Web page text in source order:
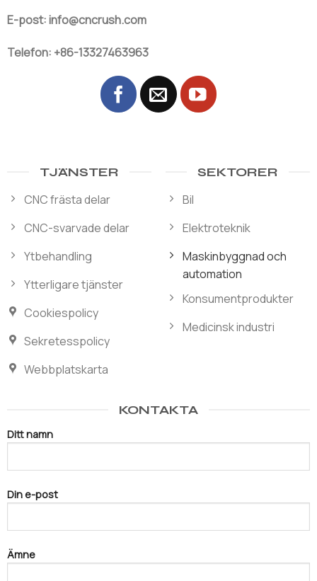
E-post: info@cncrush.com
Telefon: +86-13327463963
TJÄNSTER
CNC frästa delar
CNC-svarvade delar
Ytbehandling
Ytterligare tjänster
Cookiespolicy
Sekretesspolicy
Webbplatskarta
SEKTORER
Bil
Elektroteknik
Maskinbyggnad och
automation
Konsumentprodukter
Medicinsk industri
KONTAKTA
Ditt namn
Din e-post
Ämne